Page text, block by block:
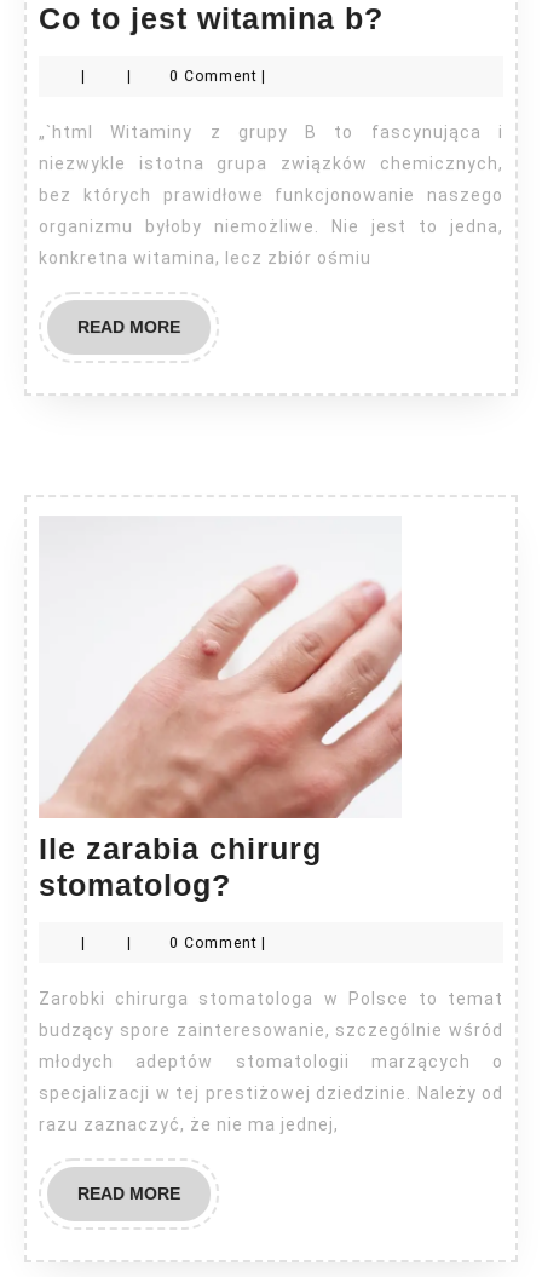
Co to jest witamina b?
witamina
b?
0 Comment
„`html Witaminy z grupy B to fascynująca i
niezwykle istotna grupa związków chemicznych,
bez których prawidłowe funkcjonowanie naszego
organizmu byłoby niemożliwe. Nie jest to jedna,
konkretna witamina, lecz zbiór ośmiu
READ MOREREAD
MORE
Ile zarabia chirurg
stomatolog?
chirurg
stomatolog?
| | 0 Comment |
Zarobki chirurga stomatologa w Polsce to temat
budzący spore zainteresowanie, szczególnie wśród
młodych adeptów stomatologii marzących o
specjalizacji w tej prestiżowej dziedzinie. Należy od
razu zaznaczyć, że nie ma jednej,
READ MOREREAD
MORE